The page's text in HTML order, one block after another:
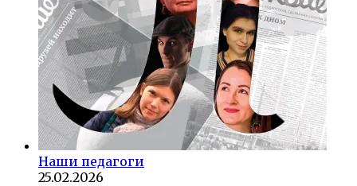
Наши педагоги
25.02.2026